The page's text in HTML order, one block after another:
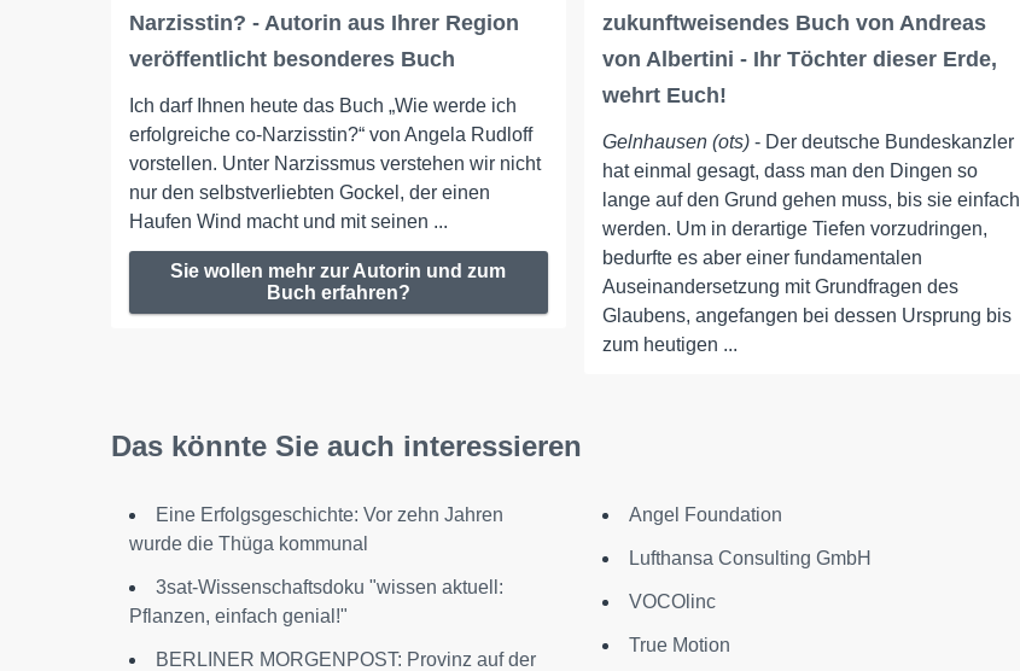
Narzisstin? - Autorin aus Ihrer Region
veröffentlicht besonderes Buch
Ich darf Ihnen heute das Buch „Wie werde ich
erfolgreiche co-Narzisstin?“ von Angela Rudloff
vorstellen. Unter Narzissmus verstehen wir nicht
nur den selbstverliebten Gockel, der einen
Haufen Wind macht und mit seinen ...
Sie wollen mehr zur Autorin und zum
Buch erfahren?
zukunftweisendes Buch von Andreas
von Albertini - Ihr Töchter dieser Erde,
wehrt Euch!
Gelnhausen (ots)- Der deutsche Bundeskanzler
hat einmal gesagt, dass man den Dingen so
lange auf den Grund gehen muss, bis sie einfach
werden. Um in derartige Tiefen vorzudringen,
bedurfte es aber einer fundamentalen
Auseinandersetzung mit Grundfragen des
Glaubens, angefangen bei dessen Ursprung bis
zum heutigen ...
Das könnte Sie auch interessieren
Eine Erfolgsgeschichte: Vor zehn Jahren
wurde die Thüga kommunal
3sat-Wissenschaftsdoku "wissen aktuell:
Pflanzen, einfach genial!"
BERLINER MORGENPOST: Provinz auf der
Angel Foundation
Lufthansa Consulting GmbH
VOCOlinc
True Motion